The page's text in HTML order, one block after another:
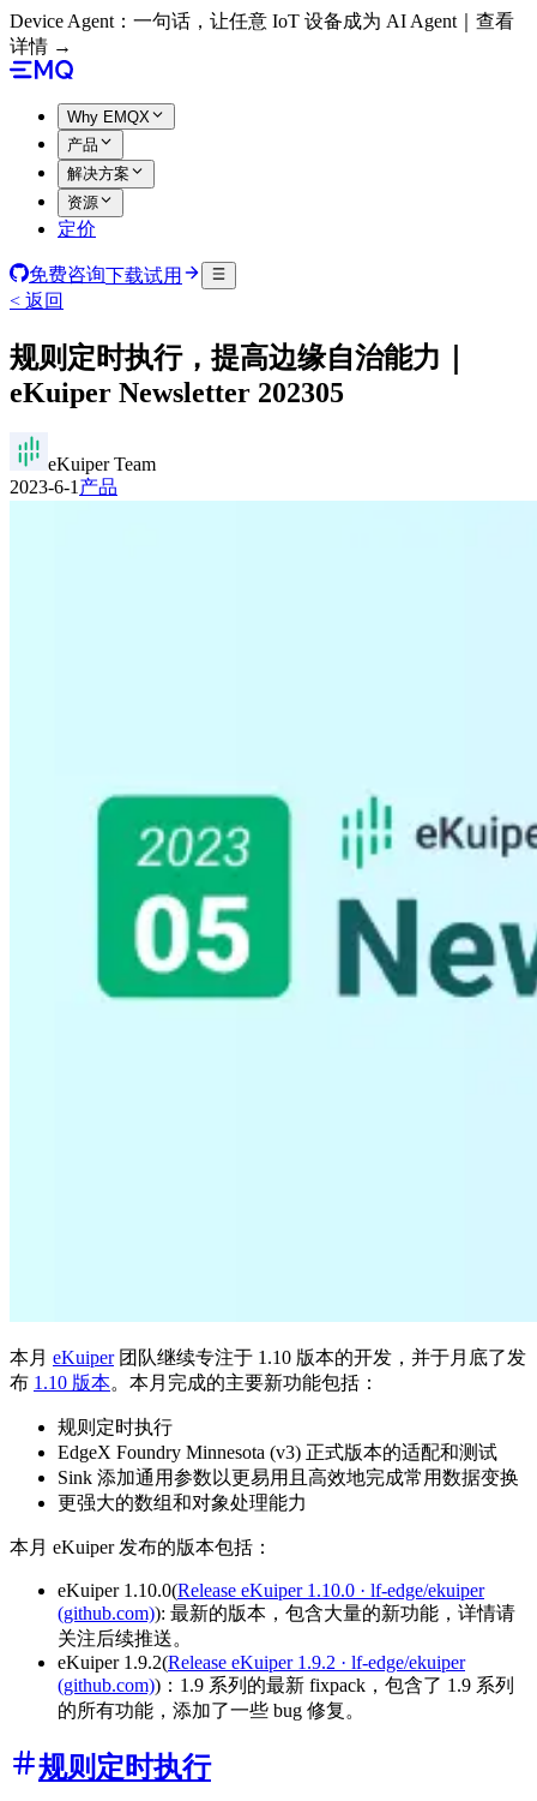
Device Agent：一句话，让任意 IoT 设备成为 AI Agent｜查看
详情 →
Why EMQX
产品
解决方案
资源
定价
免费咨询下载试用
< 返回
规则定时执行，提高边缘自治能力｜
eKuiper Newsletter 202305
eKuiper Team
2023-6-1产品
本月 eKuiper团队继续专注于 1.10 版本的开发，并于月底了发
布 1.10 版本。本月完成的主要新功能包括：
规则定时执行
EdgeX Foundry Minnesota (v3) 正式版本的适配和测试
Sink 添加通用参数以更易用且高效地完成常用数据变换
更强大的数组和对象处理能力
本月 eKuiper 发布的版本包括：
eKuiper 1.10.0(Release eKuiper 1.10.0 · lf-edge/ekuiper
(github.com)): 最新的版本，包含大量的新功能，详情请
关注后续推送。
eKuiper 1.9.2(Release eKuiper 1.9.2 · lf-edge/ekuiper
(github.com))：1.9 系列的最新 fixpack，包含了 1.9 系列
的所有功能，添加了一些 bug 修复。
规则定时执行